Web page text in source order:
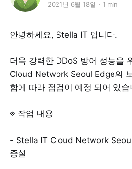
2021년 6월 18일 1 min
안녕하세요, Stella IT 입니다.
더욱 강력한 DDoS 방어 성능을
Cloud Network Seoul Edge의
함에 따라 점검이 예정 되어 있습
※ 작업 내용
- Stella IT Cloud Network
증설